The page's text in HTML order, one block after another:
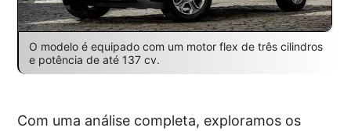
O modelo é equipado com um motor flex de três cilindros
e potência de até 137 cv.
Com uma análise completa, exploramos os